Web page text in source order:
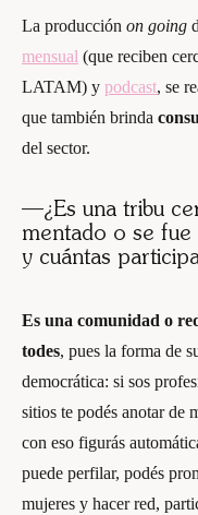
La producción on going
mensual (que reciben
LATAM) y podcast, se
que también brinda
del sector.
—¿Es una tribu
mentado o se fue
y cuántas
Es una comunidad o
todes, pues la forma de
democrática: si sos
sitios te podés anotar de
con eso figurás
puede perfilar, podés
mujeres y hacer red,